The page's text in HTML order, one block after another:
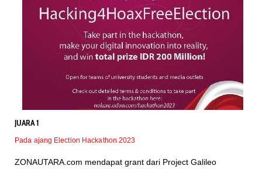
JUARA 1
Pada ajang Election Hackathon 2023
ZONAUTARA.com mendapat grant dari Project Galileo